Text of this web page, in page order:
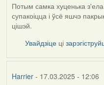
Потым самка хуценька
супакоіцца і ўсё яшчэ
цішэй.
Увайдзіце ці
Harrier- 17.03.2025 - 12:06